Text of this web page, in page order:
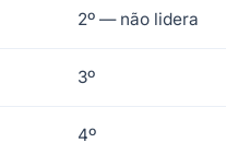
2º — não lidera
3º
4º